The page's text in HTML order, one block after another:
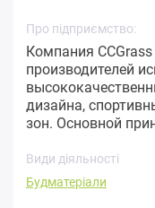
Про підприємство:
Компания
производителей
дизайна,
зон. Основной
Види діяльності
Будматеріали